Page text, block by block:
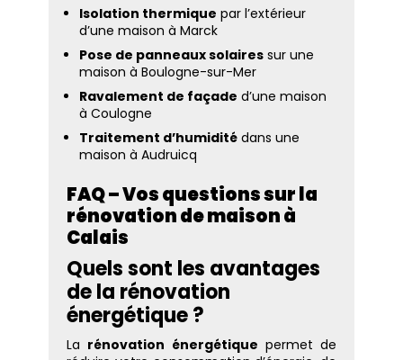
Isolation thermique par l’extérieur
d’une maison à Marck
Pose de panneaux solaires sur une
maison à Boulogne-sur-Mer
Ravalement de façade d’une maison
à Coulogne
Traitement d’humidité dans une
maison à Audruicq
FAQ – Vos questions sur la
rénovation de maison à
Calais
Quels sont les avantages
de la rénovation
énergétique ?
La rénovation énergétique permet de